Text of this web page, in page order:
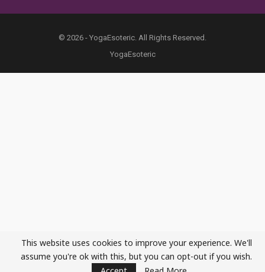
© 2026 - YogaEsoteric. All Rights Reserved.
YogaEsoteric
This website uses cookies to improve your experience. We'll
assume you're ok with this, but you can opt-out if you wish.